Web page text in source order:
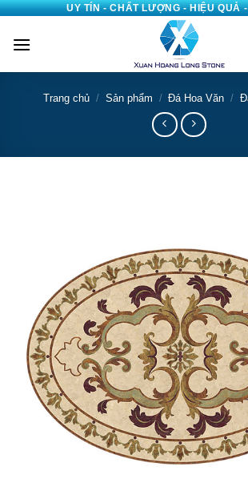
Bỏ
nội
dung
UY TÍN - CHẤT LƯỢNG - HIỆU QUẢ
Trang chủ / Sản phẩm / Đá Hoa Văn /